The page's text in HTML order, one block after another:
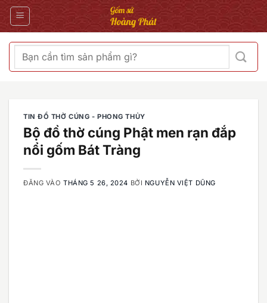
Bỏ
qua
Tìm
kiếm:
TIN ĐỒ THỜ CÚNG - PHONG THỦY
Bộ đồ thờ cúng Phật men rạn đắp
nổi gốm Bát Tràng
ĐĂNG VÀOTHÁNG 5 26, 2024 BỞI NGUYỄN VIỆT DŨNG